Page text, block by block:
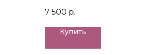
7 500 р.
Купить